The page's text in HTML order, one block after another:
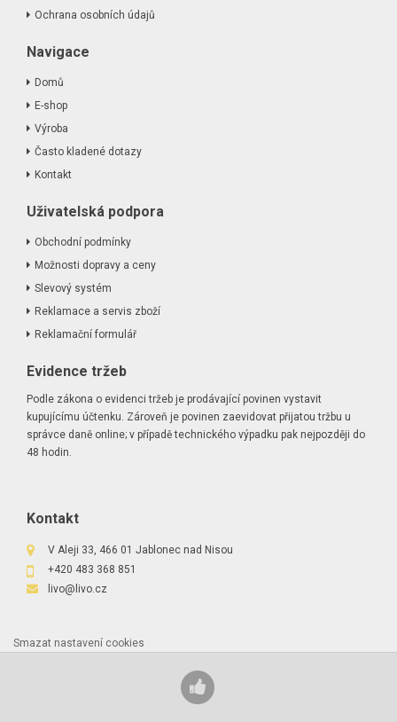
Ochrana osobních údajů
Navigace
Domů
E-shop
Výroba
Často kladené dotazy
Kontakt
Uživatelská podpora
Obchodní podmínky
Možnosti dopravy a ceny
Slevový systém
Reklamace a servis zboží
Reklamační formulář
Evidence tržeb
Podle zákona o evidenci tržeb je prodávající povinen vystavit
kupujícímu účtenku. Zároveň je povinen zaevidovat přijatou tržbu u
správce daně online; v případě technického výpadku pak nejpozději do
48 hodin.
Kontakt
V Aleji 33, 466 01 Jablonec nad Nisou
+420 483 368 851
livo@livo.cz
Smazat nastavení cookies